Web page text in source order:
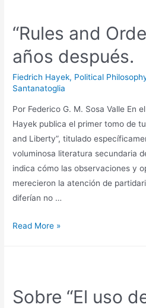
“Rules and
años después.
Fiedrich Hayek, Political
Santanatoglia
Por Federico G. M. Sosa Valle En
Hayek publica el primer tomo de
and Liberty”, titulado
voluminosa literatura secundaria
indica cómo las observaciones y
merecieron la atención de
diferían no …
Read More »
Sobre “El uso